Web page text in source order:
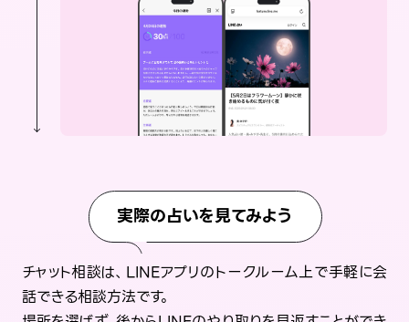
実際の占いを見てみよう
チャット相談は、LINEアプリのトークルーム上で手軽に会
話できる相談方法です。